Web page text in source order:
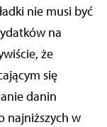
nie musi być
na
że
się
danin
najniższych w